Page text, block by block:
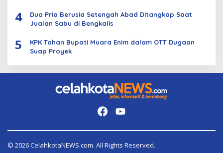
4
Dua Pria Berusia Setengah Abad Ditangkap Saat
Jualan Sabu di Bengkalis
5
KPK Tahan Bupati Muara Enim dalam OTT Dugaan
Suap Proyek
© 2026 CelahkotaNEWS.com. All Rights Reserved.